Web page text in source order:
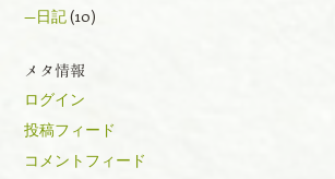
—日記(10)
メタ情報
ログイン
投稿フィード
コメントフィード